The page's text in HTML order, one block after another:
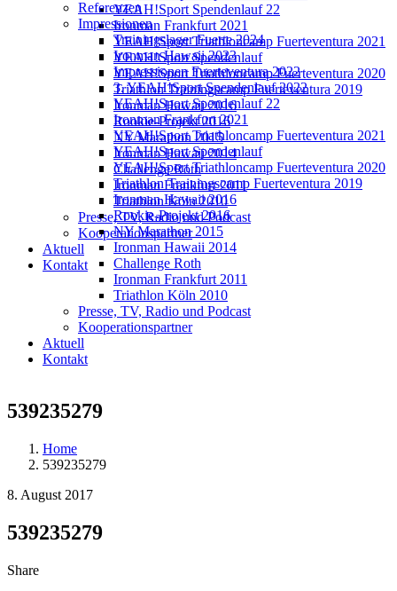
YEAH!Sport Spendenlauf 22
Ironman Frankfurt 2021
YEAH!Sport Triathloncamp Fuerteventura 2021
YEAH!Sport Spendenlauf
YEAH!Sport Triathloncamp Fuerteventura 2020
Triathlon Trainingscamp Fuerteventura 2019
Ironman Hawaii 2016
Rookie-Projekt 2016
NY Marathon 2015
Ironman Hawaii 2014
Challenge Roth
Ironman Frankfurt 2011
Triathlon Köln 2010
Presse, TV, Radio und Podcast
Kooperationspartner
Aktuell
Kontakt
Referenzen
Impressionen
Trainingslager Fuerte 2024
Ironman Hawaii 2023
Impressionen Fuerteventura 2022
3. YEAH!Sport Spendenlauf 2022
YEAH!Sport Spendenlauf 22
Ironman Frankfurt 2021
YEAH!Sport Triathloncamp Fuerteventura 2021
YEAH!Sport Spendenlauf
YEAH!Sport Triathloncamp Fuerteventura 2020
Triathlon Trainingscamp Fuerteventura 2019
Ironman Hawaii 2016
Rookie-Projekt 2016
NY Marathon 2015
Ironman Hawaii 2014
Challenge Roth
Ironman Frankfurt 2011
Triathlon Köln 2010
Presse, TV, Radio und Podcast
Kooperationspartner
Aktuell
Kontakt
539235279
Home
539235279
8. August 2017
539235279
Share